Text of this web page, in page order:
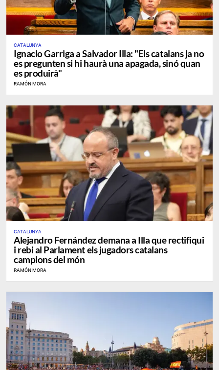
CATALUNYA
Ignacio Garriga a Salvador Illa: "Els catalans ja no
es pregunten si hi haurà una apagada, sinó quan
es produirà"
RAMÓN MORA
CATALUNYA
Alejandro Fernández demana a Illa que rectifiqui
i rebi al Parlament els jugadors catalans
campions del món
RAMÓN MORA